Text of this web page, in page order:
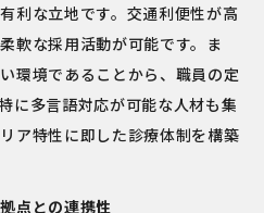
利な立地です。交通利便性が高
軟な採用活動が可能です。ま
環境であることから、職員の定
に多言語対応が可能な人材も集
ア特性に即した診療体制を構築
点との連携性